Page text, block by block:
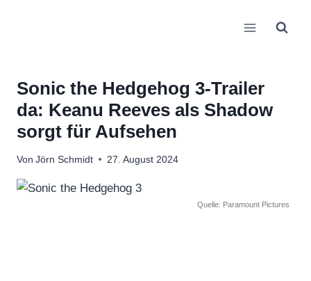
Sonic the Hedgehog 3-Trailer
da: Keanu Reeves als Shadow
sorgt für Aufsehen
Von Jörn Schmidt 27. August 2024
Quelle: Paramount Pictures